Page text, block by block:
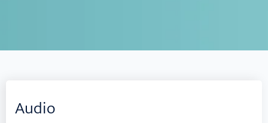
Audio